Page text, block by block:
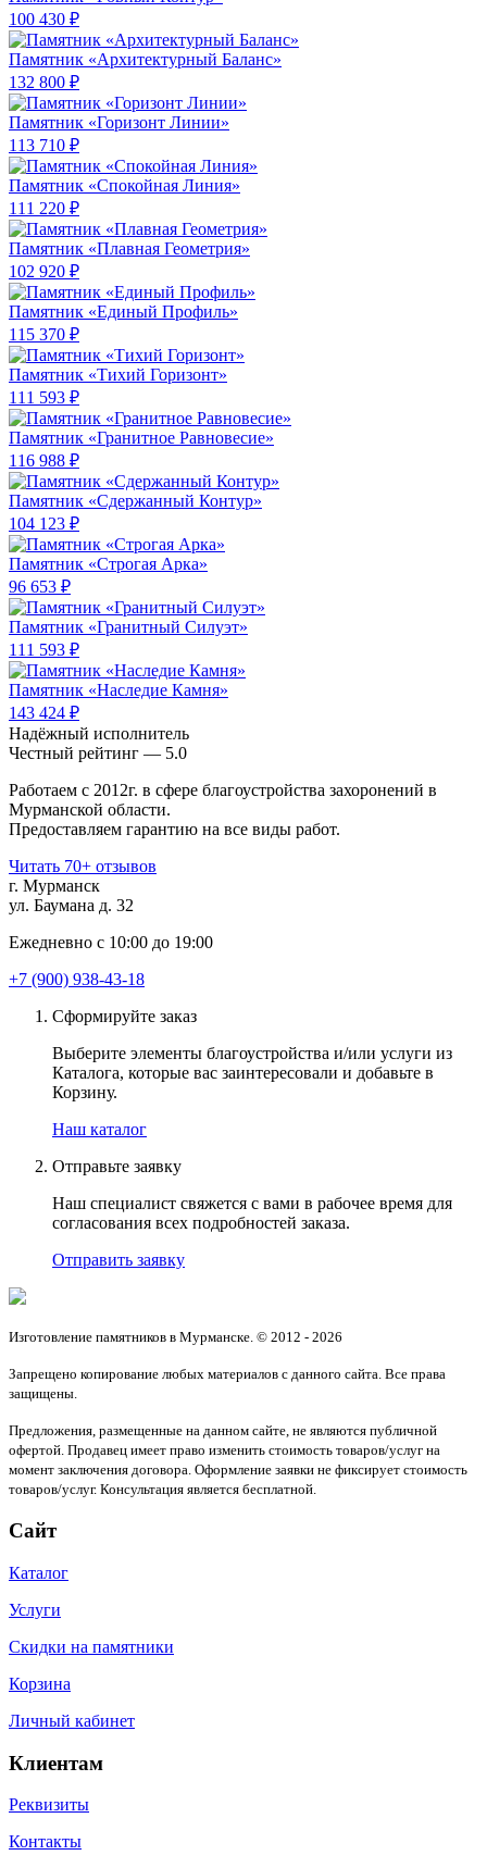
100 430 ₽
Памятник «Архитектурный Баланс»
132 800 ₽
Памятник «Горизонт Линии»
113 710 ₽
Памятник «Спокойная Линия»
111 220 ₽
Памятник «Плавная Геометрия»
102 920 ₽
Памятник «Единый Профиль»
115 370 ₽
Памятник «Тихий Горизонт»
111 593 ₽
Памятник «Гранитное Равновесие»
116 988 ₽
Памятник «Сдержанный Контур»
104 123 ₽
Памятник «Строгая Арка»
96 653 ₽
Памятник «Гранитный Силуэт»
111 593 ₽
Памятник «Наследие Камня»
143 424 ₽
Надёжный исполнитель
Чеcтный рейтинг — 5.0
Работаем с 2012г. в сфере благоустройства захоронений в
Мурманской области.
Предоставляем гарантию на все виды работ.
Читать 70+ отзывов
г. Мурманск
ул. Баумана д. 32
Ежедневно с 10:00 до 19:00
+7 (900) 938-43-18
Сформируйте заказ
Выберите элементы благоустройства и/или услуги из
Каталога, которые вас заинтересовали и добавьте в
Корзину.
Наш каталог
Отправьте заявку
Наш специалист свяжется с вами в рабочее время для
согласования всех подробностей заказа.
Отправить заявку
Изготовление памятников в Мурманске. © 2012 - 2026
Запрещено копирование любых материалов с данного сайта. Все права
защищены.
Предложения, размещенные на данном сайте, не являются публичной
офертой. Продавец имеет право изменить стоимость товаров/услуг на
момент заключения договора. Оформление заявки не фиксирует стоимость
товаров/услуг. Консультация является бесплатной.
Сайт
Каталог
Услуги
Скидки на памятники
Корзина
Личный кабинет
Клиентам
Реквизиты
Контакты